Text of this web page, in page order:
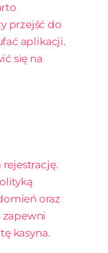
przejść do
aplikacji.
się na
oraz
kasyna.